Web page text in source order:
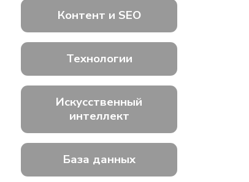
Контент и SEO
Технологии
Искусственный
интеллект
База данных